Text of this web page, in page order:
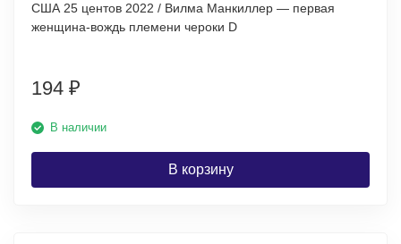
США 25 центов 2022 / Вилма Манкиллер — первая
женщина-вождь племени чероки D
194 ₽
В наличии
В корзину